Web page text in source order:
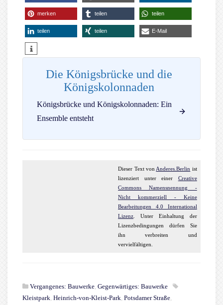
merken teilen teilen
teilen teilen E-Mail
Die Königsbrücke und die
Königskolonnaden
Königsbrücke und Königskolonnaden: Ein
Ensemble entsteht
Dieser Textvon Anderes.Berlin ist
lizenziert unter einer Creative
Commons Namensnennung -
Nicht kommerziell - Keine
Bearbeitungen 4.0 International
Lizenz . Unter Einhaltung der
Lizenzbedingungen dürfen Sie
ihn verbreiten und
vervielfältigen.
Vergangenes: Bauwerke Gegenwärtiges: Bauwerke
Kleistpark Heinrich-von-Kleist-Park Potsdamer Straße